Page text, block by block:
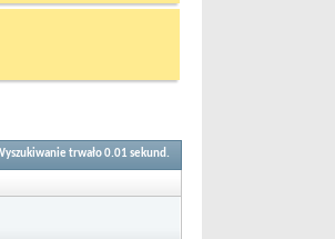
trwało0.01 sekund.